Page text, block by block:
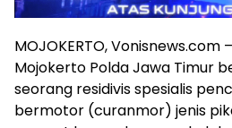
MOJOKERTO, Vonisnews.com
Mojokerto Polda Jawa Timur
seorang residivis spesialis
bermotor (curanmor) jenis